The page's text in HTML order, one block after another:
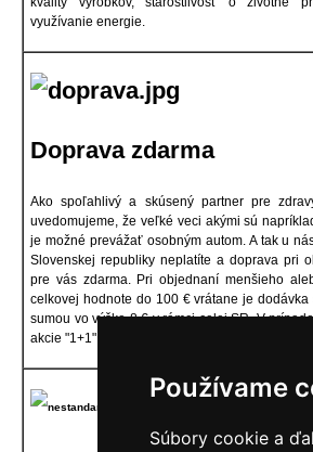
Používame
Súbory cookie a
využívanie energie.
Doprava zdarma
Ako spoľahlivý a skúsený partner pre
uvedomujeme, že veľké veci akými sú
je možné prevážať osobným autom. A tak u
Slovenskej republiky neplatíte a doprava pri
pre vás zdarma. Pri objednaní menšieho
celkovej hodnote do 100 € vrátane je
sumou vo výške 8 € v rámci celej SR. V
akcie "1+1" je doprava spoplatnená čiastkou 10€.